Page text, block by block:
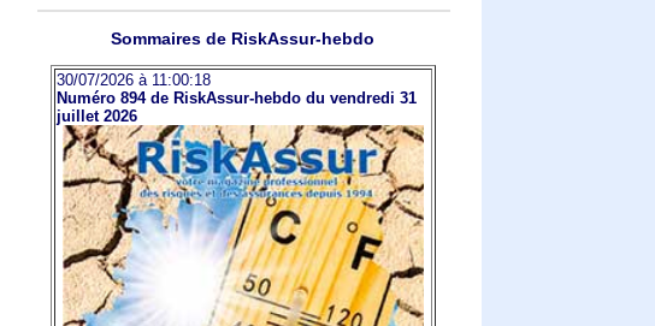
Sommaires de RiskAssur-hebdo
30/07/2026 à 11:00:18
Numéro 894 de RiskAssur-hebdo du vendredi 31
juillet 2026